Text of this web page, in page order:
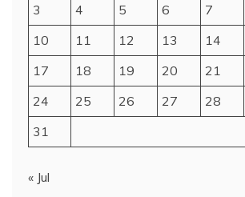
3
4 5 6 7
10
11 12 13 14
17
18 19 20 21
24
25 26 27 28
31
« Jul